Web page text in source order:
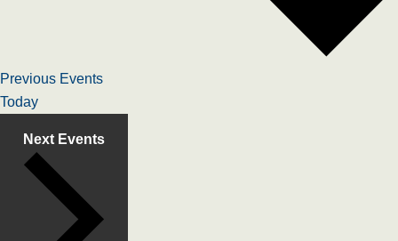
Previous Events
Today
Next Events